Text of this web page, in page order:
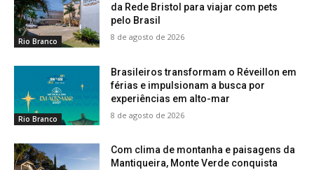
Rio Branco
da Rede Bristol para viajar com pets
pelo Brasil
8 de agosto de 2026
Rio Branco
Brasileiros transformam o Réveillon em
férias e impulsionam a busca por
experiências em alto-mar
8 de agosto de 2026
Com clima de montanha e paisagens da
Mantiqueira, Monte Verde conquista